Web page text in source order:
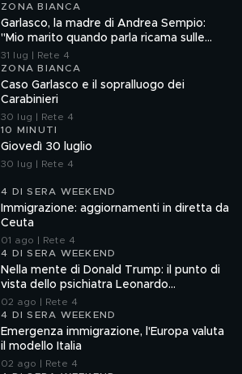
ZONA BIANCA
Garlasco, la madre di Andrea Sempio:
"Mio marito quando parla ricama sulle
cose"
31 lug | Rete 4
ZONA BIANCA
Caso Garlasco e il sopralluogo dei
Carabinieri
30 lug | Rete 4
10 MINUTI
Giovedì 30 luglio
30 lug | Rete 4
4 DI SERA WEEKEND
Immigrazione: aggiornamenti in diretta da
Ceuta
01 ago | Rete 4
4 DI SERA WEEKEND
Nella mente di Donald Trump: il punto di
vista dello psichiatra Leonardo
Mendolicchio
02 ago | Rete 4
4 DI SERA WEEKEND
Emergenza immigrazione, l'Europa valuta
il modello Italia
02 ago | Rete 4